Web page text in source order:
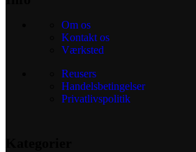
Om os
Kontakt os
Værksted
Reusers
Handelsbetingelser
Privatlivspolitik